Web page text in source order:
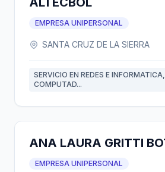
EMPRESA UNIPERSONAL
SANTA CRUZ DE LA SIERRA
SERVICIO EN REDES E
COMPUTAD...
ANA LAURA GRITTI
EMPRESA UNIPERSONAL